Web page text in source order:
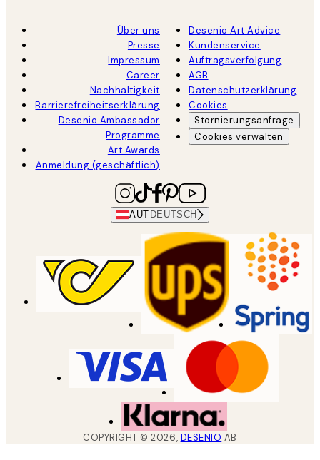
Über uns
Presse
Impressum
Career
Nachhaltigkeit
Barrierefreiheitserklärung
Desenio Ambassador
Programme
Art Awards
Anmeldung (geschäftlich)
Desenio Art Advice
Kundenservice
Auftragsverfolgung
AGB
Datenschutzerklärung
Cookies
Stornierungsanfrage
Cookies verwalten
AUT DEUTSCH
COPYRIGHT ©2026, DESENIO AB